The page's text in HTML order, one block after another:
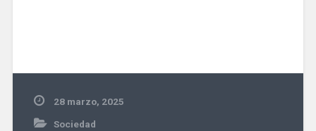
28 marzo, 2025
Sociedad